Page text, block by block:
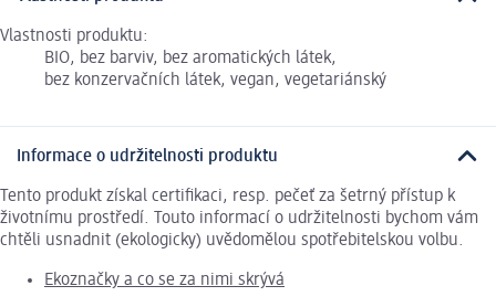
Vlastnosti produktu:
BIO, bez barviv, bez aromatických látek,
bez konzervačních látek, vegan, vegetariánský
Informace o udržitelnosti produktu
Tento produkt získal certifikaci, resp. pečeť za šetrný přístup k
životnímu prostředí. Touto informací o udržitelnosti bychom vám
chtěli usnadnit (ekologicky) uvědomělou spotřebitelskou volbu.
Ekoznačky a co se za nimi skrývá